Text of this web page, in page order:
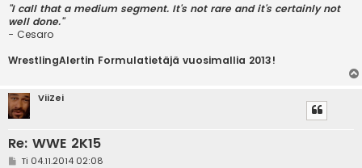
"I call that a medium segment. It's not rare and it's certainly not
well done."
- Cesaro
WrestlingAlertin Formulatietäjä vuosimallia 2013!
ViiZei
Re: WWE 2K15
VTi 04.11.2014 02:08